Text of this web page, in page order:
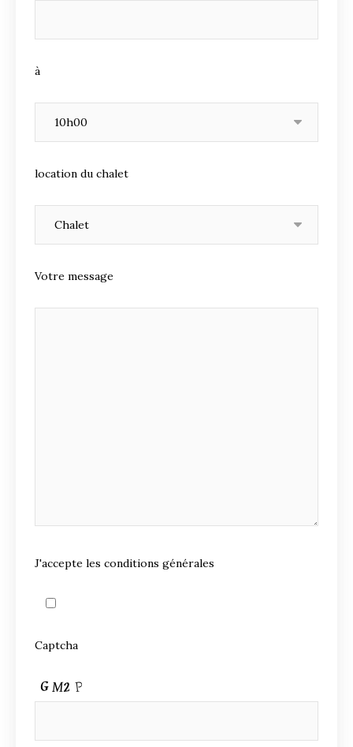
à
location du chalet
Votre message
J'accepte les conditions générales
Captcha